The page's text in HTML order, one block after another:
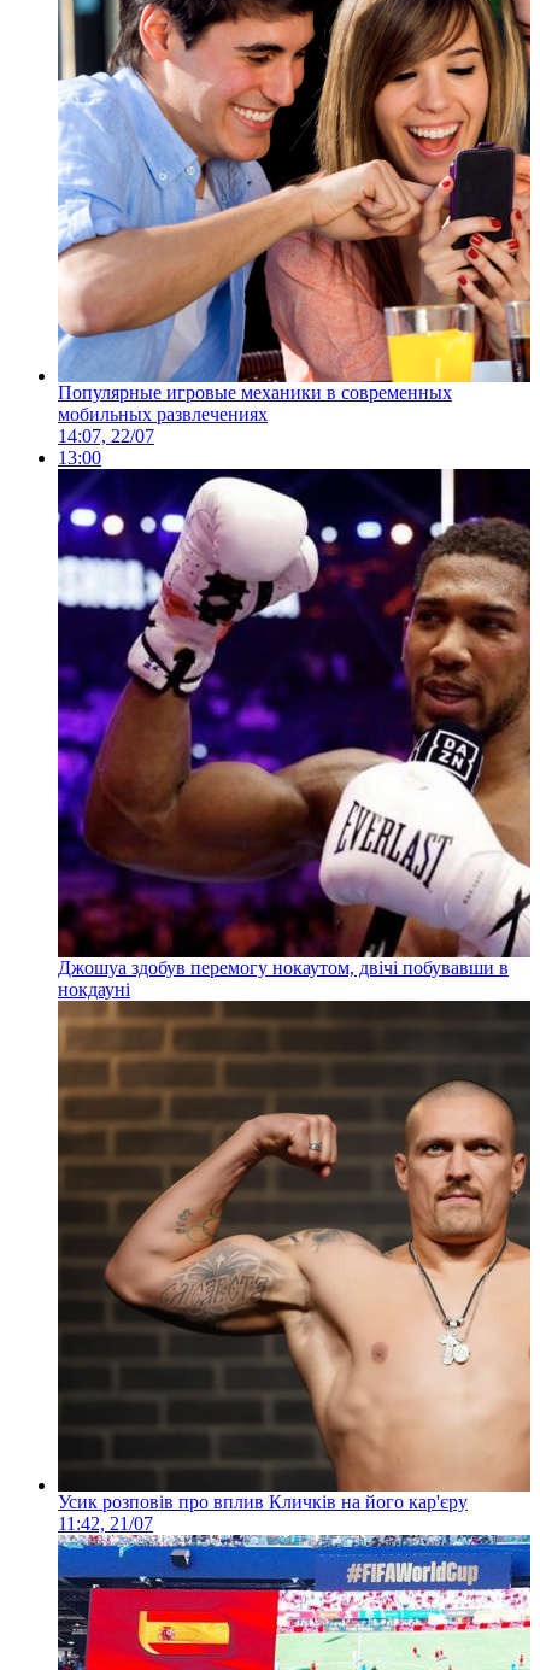
Популярные игровые механики в современных
мобильных развлечениях
14:07, 22/07
13:00
Джошуа здобув перемогу нокаутом, двічі побувавши в
нокдауні
Усик розповів про вплив Кличків на його кар'єру
11:42, 21/07